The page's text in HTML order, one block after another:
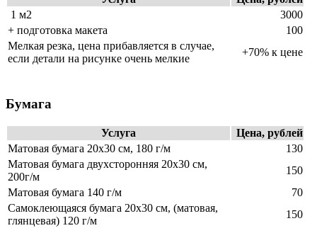
1 м2
3000
+ подготовка макета
100
Мелкая резка, цена прибавляется в случае,
если детали на рисунке очень мелкие
+70% к цене
Бумага
Услуга
Цена, рублей
Матовая бумага 20х30 см, 180 г/м
130
Матовая бумага двухсторонняя 20х30 см,
200г/м
150
Матовая бумага 140 г/м
70
Самоклеющаяся бумага 20х30 см, (матовая,
глянцевая) 120 г/м
150